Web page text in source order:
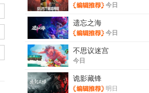
今日
遗忘之海
今日
不思议迷宫
今日
诡影藏锋
明日